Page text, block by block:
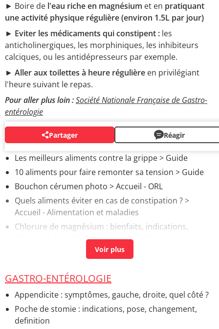
► Boire de l'eau riche en magnésium et en pratiquant
une activité physique régulière (environ 1.5L par jour)
► Eviter les médicaments qui constipent : les
anticholinergiques, les morphiniques, les inhibiteurs
calciques, ou les antidépresseurs par exemple.
► Aller aux toilettes à heure régulière en privilégiant
l'heure suivant le repas.
Pour aller plus loin :Société Nationale Française de Gastro-
entérologie
Partager Réagir
AUTOUR DU MÊME SUJET
Les meilleurs aliments contre la grippe> Guide
10 aliments pour faire remonter sa tension > Guide
Bouchon cérumen photo > Accueil - ORL
Quels aliments éviter en cas de constipation ?>
Accueil - Alimentation et maladies
Chlorure de magnésium : bienfaits, indications,
> Accueil - Remèdes naturels et autres
Troubles digestifs
Psyllium : constipation, coupe-faim, brun ou blond ?>
Accueil - Remèdes naturels et autres médecines
douces
GASTRO-ENTÉROLOGIE
Appendicite : symptômes, gauche, droite, quel côté ?
Poche de stomie : indications, pose, changement,
definition